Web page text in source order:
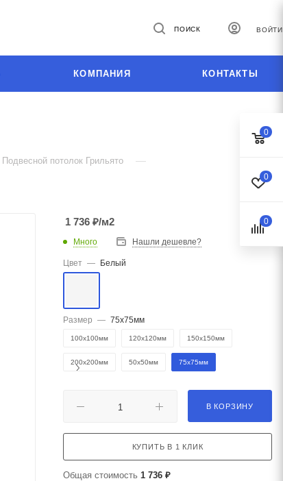
ПОИСК ВОЙТИ
КОМПАНИЯ КОНТАКТЫ
Подвесной потолок Грильято —
1 736 ₽/м2
Много Нашли дешевле?
Цвет — Белый
Размер — 75х75мм
100х100мм 120х120мм 150х150мм
200х200мм 50х50мм 75х75мм
В КОРЗИНУ
КУПИТЬ В 1 КЛИК
Общая стоимость 1 736 ₽
0
0
0